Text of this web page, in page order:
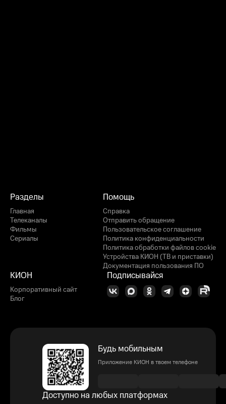
Разделы
Главная
Телеканалы
Фильмы
Сериалы
Помощь
Справка
Отправить обращение
Пользовательское соглашение
Политика конфиденциальности
Политика обработки файлов cookie
Устройства КИОН (ТВ и приставки)
Документация пользования ПО
КИОН
Корпоративный сайт
Блог
Подписывайся
Будь мобильным
Приложение КИОН в твоем телефоне
Доступно на любых платформах